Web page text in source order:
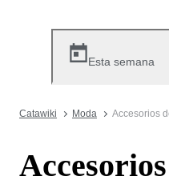
Esta semana
Catawiki Moda Accesorios